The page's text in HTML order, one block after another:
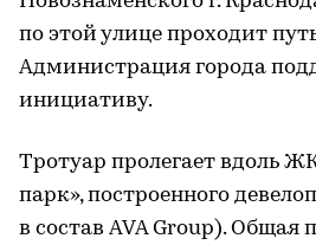
по этой улице проходит
Администрация города
инициативу.
Тротуар пролегает вдоль
парк», построенного
в состав AVA Group). Общая